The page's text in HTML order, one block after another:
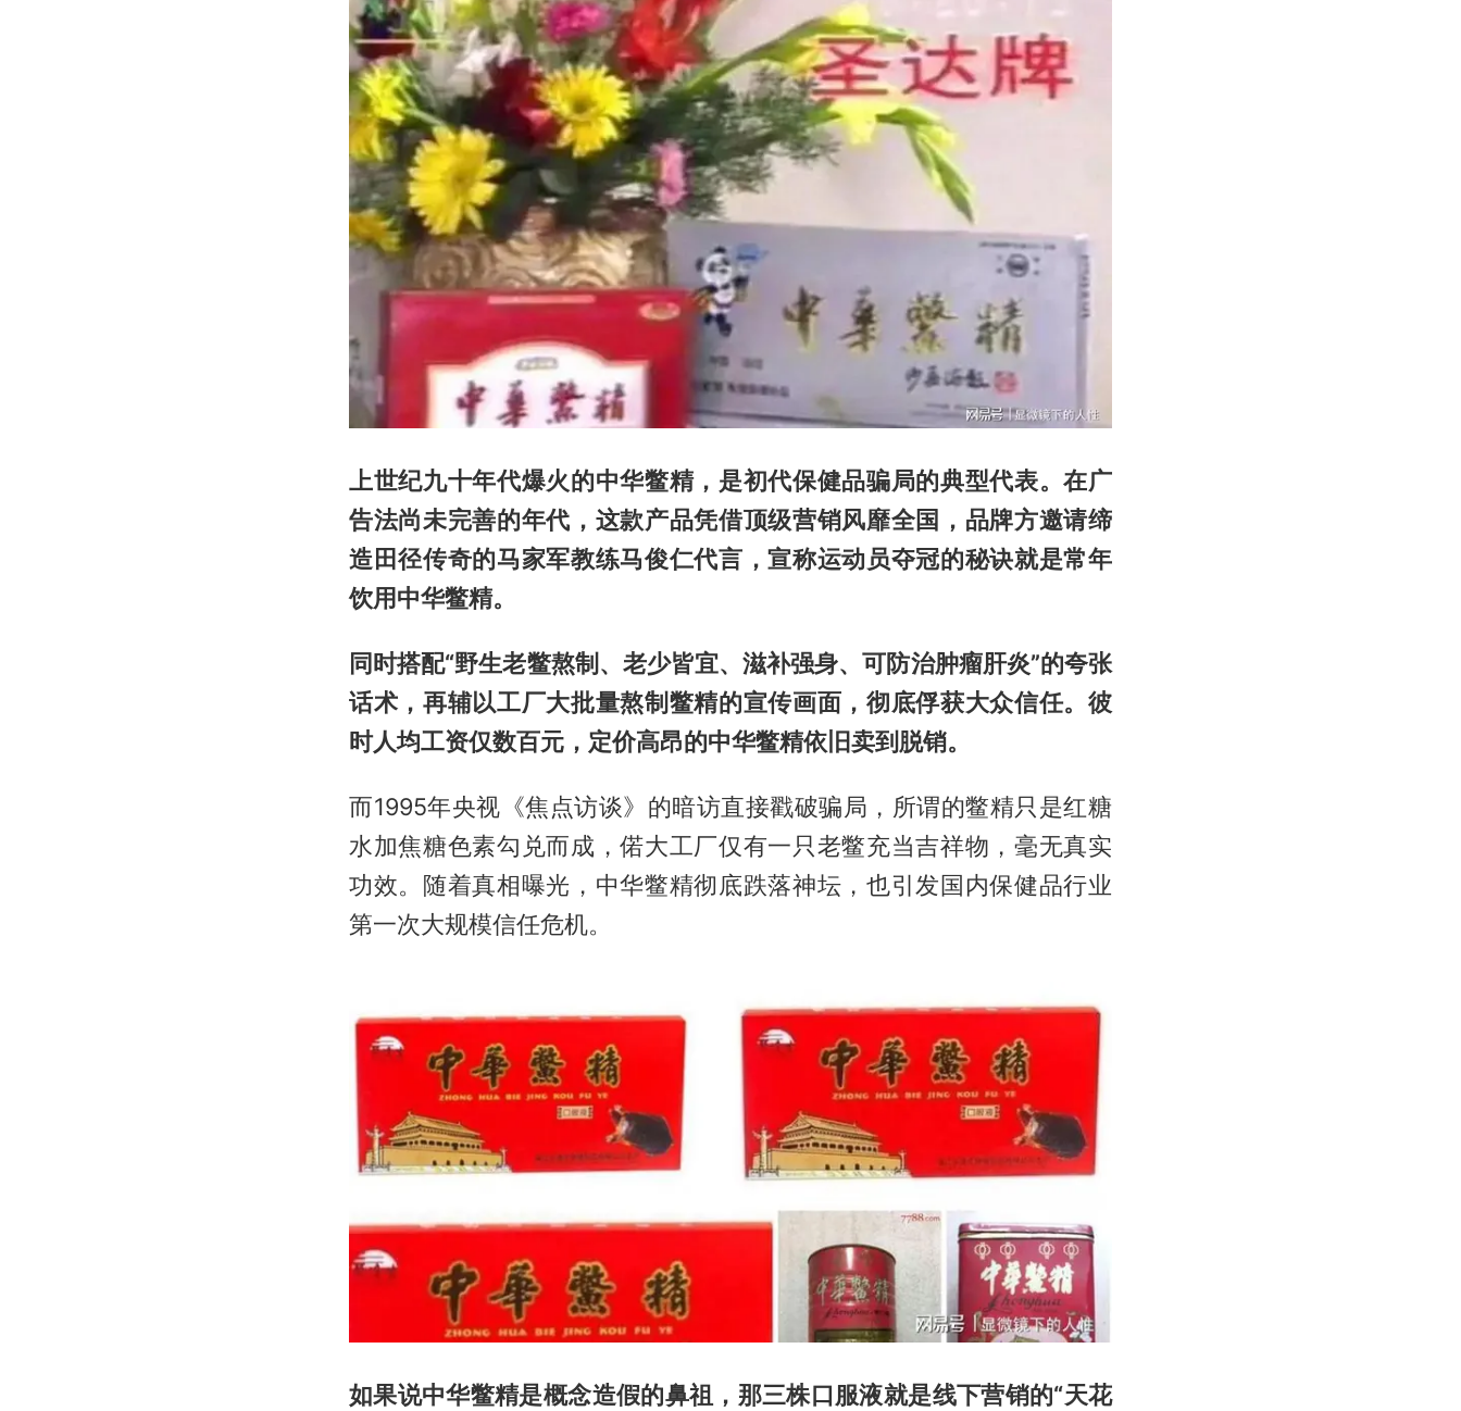
上世纪九十年代爆火的中华鳖精，是初代保健品骗局的典型代表。在广
告法尚未完善的年代，这款产品凭借顶级营销风靡全国，品牌方邀请缔
造田径传奇的马家军教练马俊仁代言，宣称运动员夺冠的秘诀就是常年
饮用中华鳖精。
同时搭配“野生老鳖熬制、老少皆宜、滋补强身、可防治肿瘤肝炎”的夸张
话术，再辅以工厂大批量熬制鳖精的宣传画面，彻底俘获大众信任。彼
时人均工资仅数百元，定价高昂的中华鳖精依旧卖到脱销。
而1995年央视《焦点访谈》的暗访直接戳破骗局，所谓的鳖精只是红糖
水加焦糖色素勾兑而成，偌大工厂仅有一只老鳖充当吉祥物，毫无真实
功效。随着真相曝光，中华鳖精彻底跌落神坛，也引发国内保健品行业
第一次大规模信任危机。
如果说中华鳖精是概念造假的鼻祖，那三株口服液就是线下营销的“天花